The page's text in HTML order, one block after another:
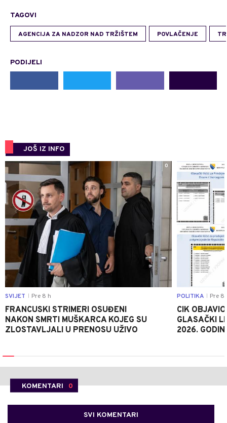
TAGOVI
AGENCIJA ZA NADZOR NAD TRŽIŠTEM POVLAČENJE
PODIJELI
JOŠ IZ INFO
0
SVIJET Pre 8 h
FRANCUSKI STRIMERI OSUĐENI
NAKON SMRTI MUŠKARCA KOJEG SU
ZLOSTAVLJALI U PRENOSU UŽIVO
POLITIKA Pre 8
CIK
GLASAČKI
2026.
KOMENTARI 0
SVI KOMENTARI